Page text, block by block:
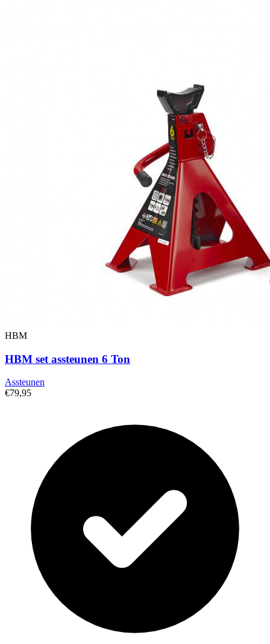
HBM
HBM set assteunen 6 Ton
Assteunen
€79,95